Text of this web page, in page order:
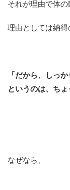
それが理由で体
理由としては納得
「だから、しっ
というのは、ちょ
なぜなら、